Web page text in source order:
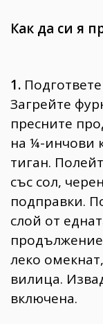
Как да си я
1.
Загрейте
пресните
на ¼-инчови
тиган.
със сол,
подправки.
слой от
леко
вилица.
включена.